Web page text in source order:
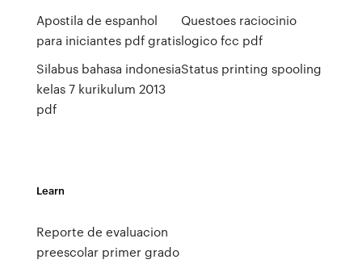
Apostila de espanhol
para iniciantes pdf gratis
Silabus bahasa indonesia
kelas 7 kurikulum 2013
pdf
Questoes raciocinio
logico fcc pdf
Status printing spooling
Learn
Reporte de evaluacion
preescolar primer grado